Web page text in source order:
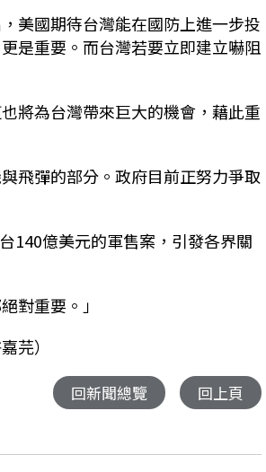
美國期待台灣能在國防上進一步投
是重要。而台灣若要立即建立嚇阻
將為台灣帶來巨大的機會，藉此重
飛彈的部分。政府目前正努力爭取
140億美元的軍售案，引發各界關
對重要。」
芫）
回新聞總覽 回上頁